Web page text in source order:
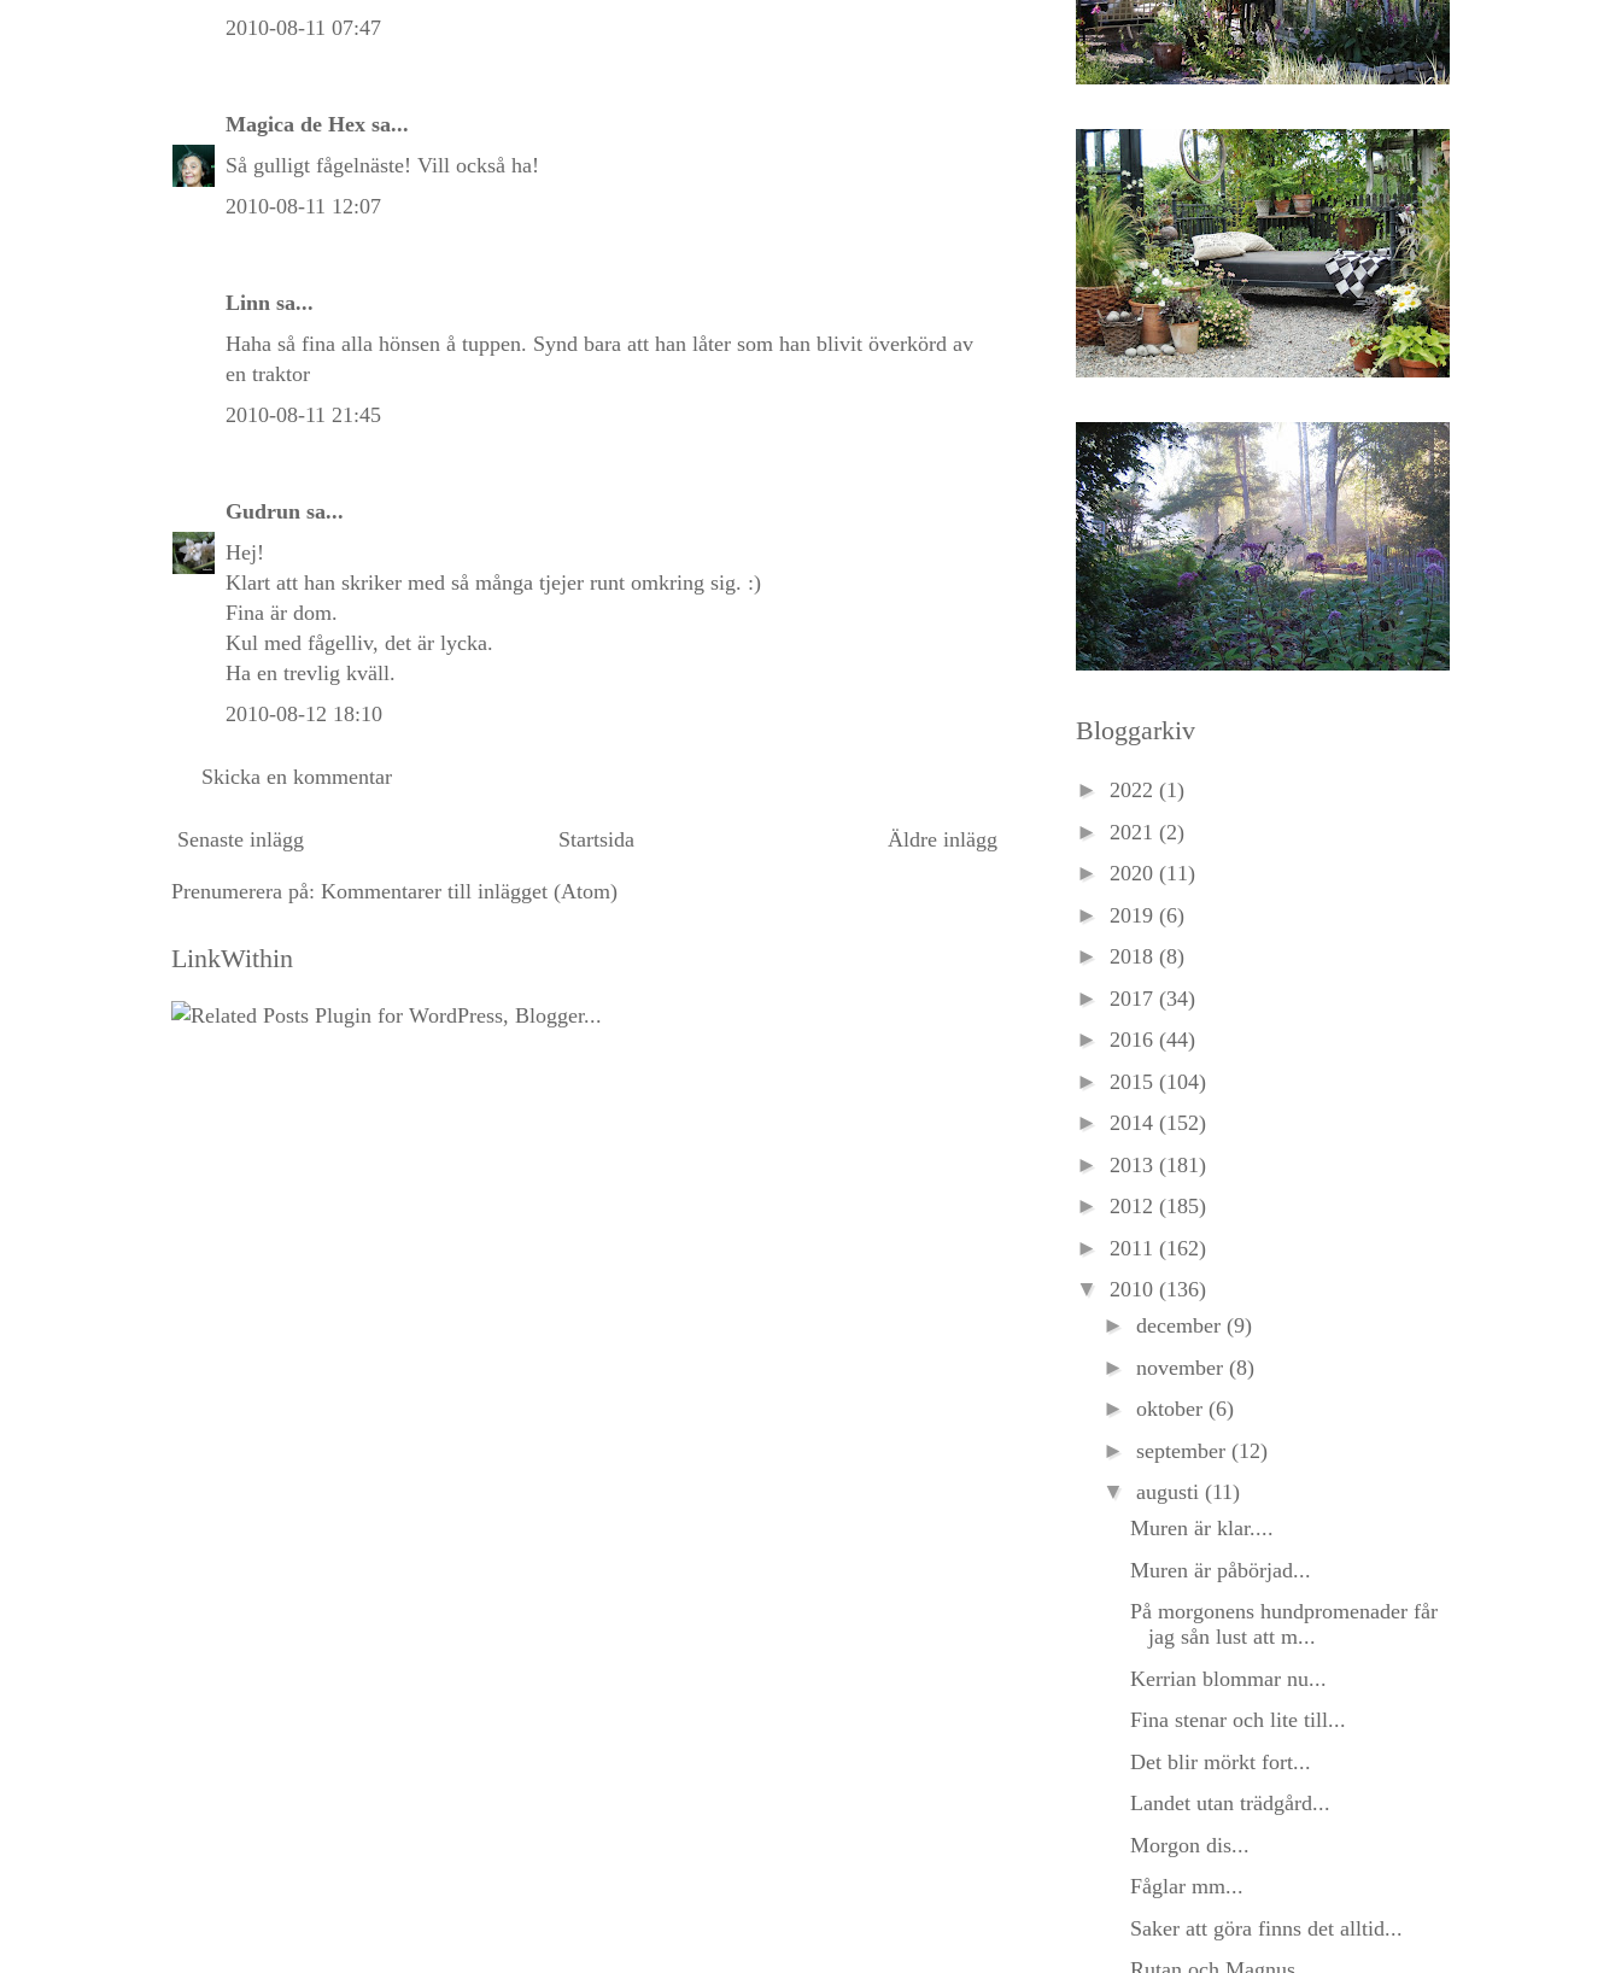
2010-08-11 07:47
Magica de Hex sa...
Så gulligt fågelnäste! Vill också ha!
2010-08-11 12:07
Linn sa...
Haha så fina alla hönsen å tuppen. Synd bara att han låter som han blivit överkörd av
en traktor
2010-08-11 21:45
Gudrun sa...
Hej!
Klart att han skriker med så många tjejer runt omkring sig. :)
Fina är dom.
Kul med fågelliv, det är lycka.
Ha en trevlig kväll.
2010-08-12 18:10
Skicka en kommentar
Senaste inlägg Äldre inlägg
Startsida
Prenumerera på: Kommentarer till inlägget (Atom)
LinkWithin
Bloggarkiv
► 2022 (1)
► 2021 (2)
► 2020 (11)
► 2019 (6)
► 2018 (8)
► 2017 (34)
► 2016 (44)
► 2015 (104)
► 2014 (152)
► 2013 (181)
► 2012 (185)
► 2011 (162)
▼ 2010 (136)
► december (9)
► november (8)
► oktober (6)
► september (12)
▼ augusti (11)
Muren är klar....
Muren är påbörjad...
På morgonens hundpromenader får
jag sån lust att m...
Kerrian blommar nu...
Fina stenar och lite till...
Det blir mörkt fort...
Landet utan trädgård...
Morgon dis...
Fåglar mm...
Saker att göra finns det alltid...